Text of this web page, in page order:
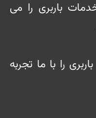
باربری را می
را با ما تجربه